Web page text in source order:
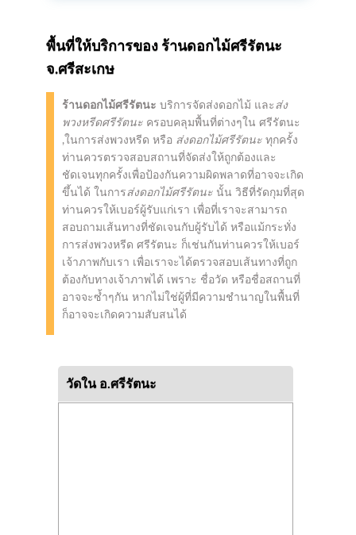
พื้นที่ให้บริการของ ร้านดอกไม้ศรีรัตนะ
จ.ศรีสะเกษ
ร้านดอกไม้ศรีรัตนะ บริการจัดส่งดอกไม้ และ ส่ง
พวงหรีดศรีรัตนะ ครอบคลุมพื้นที่ต่างๆใน ศรีรัตนะ
,ในการส่งพวงหรีด หรือ ส่งดอกไม้ศรีรัตนะ ทุกครั้ง
ท่านควรตรวจสอบสถานที่จัดส่งให้ถูกต้องและ
ชัดเจนทุกครั้งเพื่อป้องกันความผิดพลาดที่อาจจะเกิด
ขึ้นได้ ในการส่งดอกไม้ศรีรัตนะ นั้น วิธีที่รัดกุมที่สุด
ท่านควรให้เบอร์ผู้รับแก่เรา เพื่อที่เราจะสามารถ
สอบถามเส้นทางที่ชัดเจนกับผู้รับได้ หรือแม้กระทั่ง
การส่งพวงหรีด ศรีรัตนะ ก็เช่นกันท่านควรให้เบอร์
เจ้าภาพกับเรา เพื่อเราจะได้ตรวจสอบเส้นทางที่ถูก
ต้องกับทางเจ้าภาพได้ เพราะ ชื่อวัด หรือชื่อสถานที่
อาจจะซ้ำๆกัน หากไม่ใช่ผู้ที่มีความชำนาญในพื้นที่
ก็อาจจะเกิดความสับสนได้
วัดใน อ.ศรีรัตนะ